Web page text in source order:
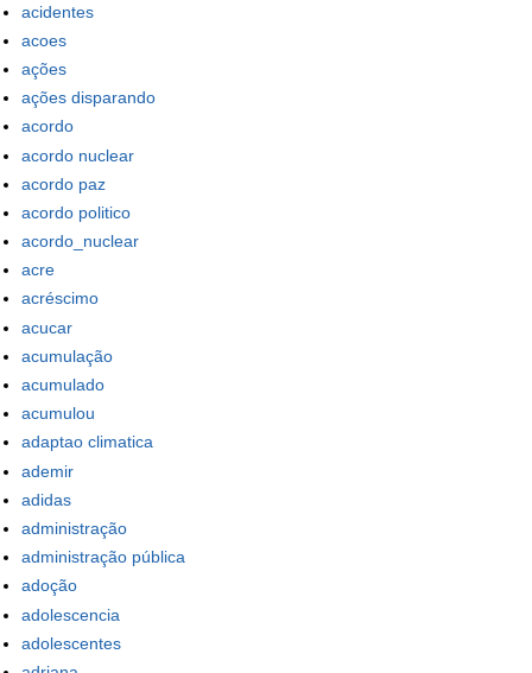
acidentes
acoes
ações
ações disparando
acordo
acordo nuclear
acordo paz
acordo politico
acordo_nuclear
acre
acréscimo
acucar
acumulação
acumulado
acumulou
adaptao climatica
ademir
adidas
administração
administração pública
adoção
adolescencia
adolescentes